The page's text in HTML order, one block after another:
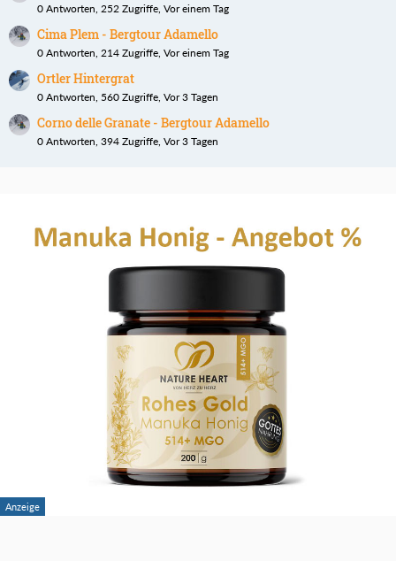
0 Antworten, 252 Zugriffe, Vor einem Tag
Cima Plem - Bergtour Adamello
0 Antworten, 214 Zugriffe, Vor einem Tag
Ortler Hintergrat
0 Antworten, 560 Zugriffe, Vor 3 Tagen
Corno delle Granate - Bergtour Adamello
0 Antworten, 394 Zugriffe, Vor 3 Tagen